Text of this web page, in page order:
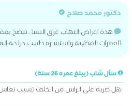
دكتور محمد صلاح
هذه اعراض التهاب عرق النسا ، ننصح
الفقرات القطنية واستشارة طبيب جراحه
سأل شاب (يبلغ عمره 26 سنة)
هل ضربه على الراس من الخلف تسبب